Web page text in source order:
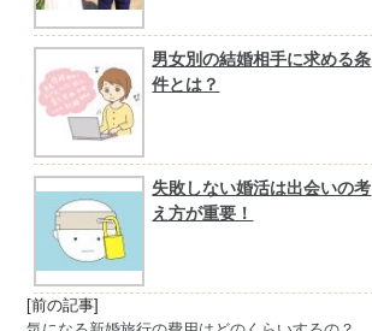
男女別の結婚相手に求める条
件とは？
失敗しない婚活は出会いの考
え方が重要！
[前の記事]